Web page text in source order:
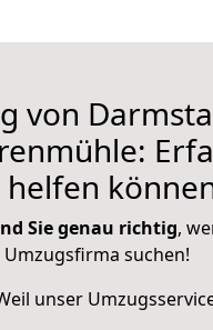
von
Sie genau richtig,
suchen!
unser